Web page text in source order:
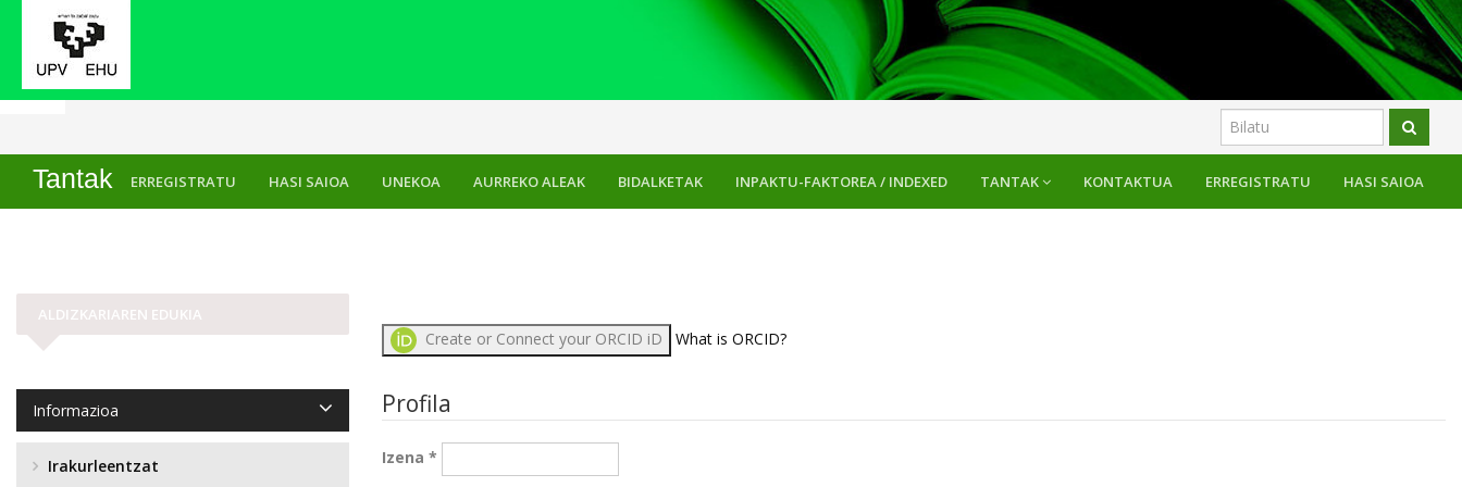
UNEKOA AURREKO ALEAK BIDALKETAK INPAKTU-FAKTOREA / INDEXED TANTAK KONTAKTUA ERREGISTRATU HASI SAIOA
ERREGISTRATU HASI SAIOA
Tantak
Hasiera Erregistratu
Create or Connect your ORCID iD What is ORCID?
Profila
Izena *
ALDIZKARIAREN EDUKIA
Informazioa
Irakurleentzat